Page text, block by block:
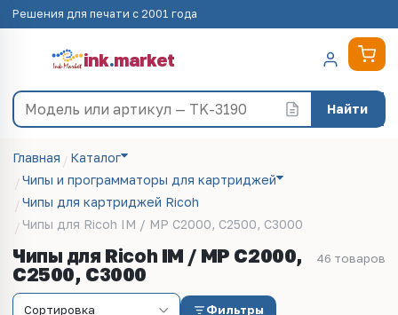
Решения для печати с 2001 года
ink.market
Найти
Главная
Каталог
Чипы и программаторы для картриджей
Чипы для картриджей Ricoh
Чипы для Ricoh IM / MP C2000, C2500, C3000
Чипы для Ricoh IM / MP C2000,
C2500, C3000
46 товаров
Фильтры